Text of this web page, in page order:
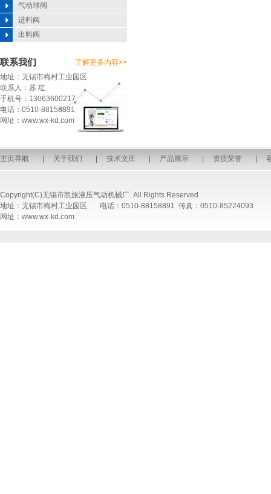
气动球阀
进料阀
出料阀
联系我们
了解更多内容>>
地址：无锡市梅村工业园区
联系人：苏 红
手机号：13063600217
电话：0510-88158891
网址：www.wx-kd.com
主页导航 关于我们 技术文库 产品展示 资质荣誉
Copyright(C)无锡市凯旅液压气动机械厂 All Rights Reserved
地址：无锡市梅村工业园区 电话：0510-88158891 传真：0510-85224093
网址：www.wx-kd.com